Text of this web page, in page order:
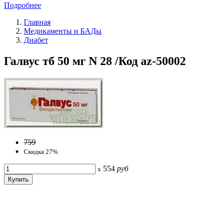
Подробнее
Главная
Медикаменты и БАДы
Диабет
Галвус тб 50 мг N 28 /Код az-50002
759
Скидка 27%
x 554 руб